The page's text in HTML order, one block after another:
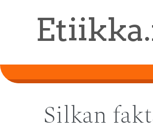
Silkan